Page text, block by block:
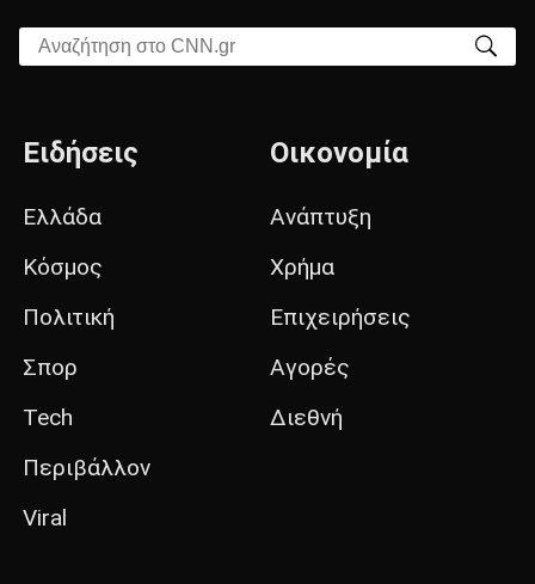
Αναζήτηση στο CNN.gr
Ειδήσεις
Ελλάδα
Κόσμος
Πολιτική
Σπορ
Tech
Περιβάλλον
Viral
Οικονομία
Ανάπτυξη
Χρήμα
Επιχειρήσεις
Αγορές
Διεθνή